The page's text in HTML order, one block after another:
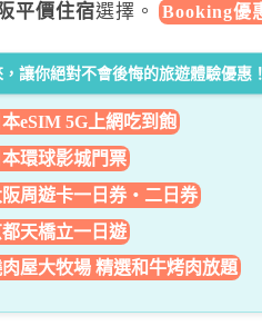
平價住宿選擇 。 Booking優
讓你絕對不會後悔的旅遊體驗優惠！
本eSIM 5G上網吃到飽
本環球影城門票
阪周遊卡一日券・二日券
都天橋立一日遊
屋大牧場 精選和牛烤肉放題